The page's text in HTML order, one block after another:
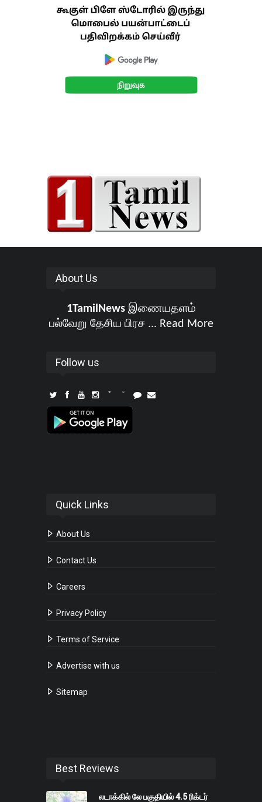
About Us
1TamilNewsஇணையதளம்
பல்வேறு தேசிய பிரச ... Read More
Follow us
Quick Links
About Us
Contact Us
Careers
Privacy Policy
Terms of Service
Advertise with us
Sitemap
Best Reviews
லடாக்கில் லே பகுதியில் 4.5 ரிக்டர்